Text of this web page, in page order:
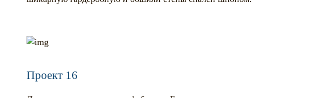
Проект 16